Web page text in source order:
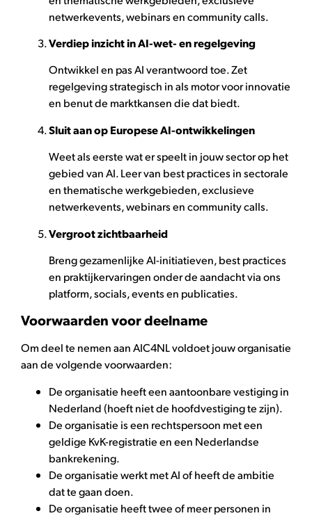
netwerkevents, webinars en community calls.
Verdiep inzicht in AI-wet- en regelgeving
Ontwikkel en pas AI verantwoord toe. Zet
regelgeving strategisch in als motor voor innovatie
en benut de marktkansen die dat biedt.
Sluit aan op Europese AI-ontwikkelingen
Weet als eerste wat er speelt in jouw sector op het
gebied van AI. Leer van best practices in sectorale
en thematische werkgebieden, exclusieve
netwerkevents, webinars en community calls.
Vergroot zichtbaarheid
Breng gezamenlijke AI-initiatieven, best practices
en praktijkervaringen onder de aandacht via ons
platform, socials, events en publicaties.
Voorwaarden voor deelname
Om deel te nemen aan AIC4NL voldoet jouw organisatie
aan de volgende voorwaarden:
De organisatie heeft een aantoonbare vestiging in
Nederland (hoeft niet de hoofdvestiging te zijn).
De organisatie is een rechtspersoon met een
geldige KvK-registratie en een Nederlandse
bankrekening.
De organisatie werkt met AI of heeft de ambitie
dat te gaan doen.
De organisatie heeft twee of meer personen in